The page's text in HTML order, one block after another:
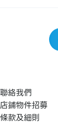
聯絡我們
店鋪物件招募
條款及細則